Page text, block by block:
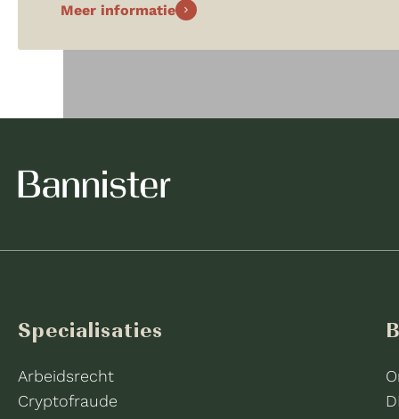
Meer informatie
Specialisaties
Arbeidsrecht
Cryptofraude